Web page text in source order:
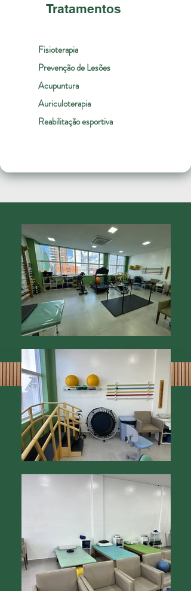
Tratamentos
Fisioterapia
Prevenção de Lesões
Acupuntura
Auriculoterapia
Reabilitação esportiva​